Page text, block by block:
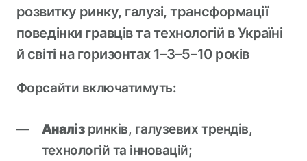
розвитку ринку, галузі, трансформації
поведінки гравців та технологій в Україні
й світі на горизонтах 1–3–5–10 років
Форсайти включатимуть:
Аналізринків, галузевих трендів,
технологій та інновацій;